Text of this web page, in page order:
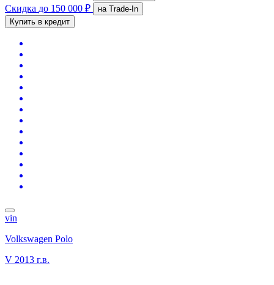
Скидка до 150 000 ₽
на Trade-In
Купить в кредит
vin
Volkswagen Polo
V 2013 г.в.